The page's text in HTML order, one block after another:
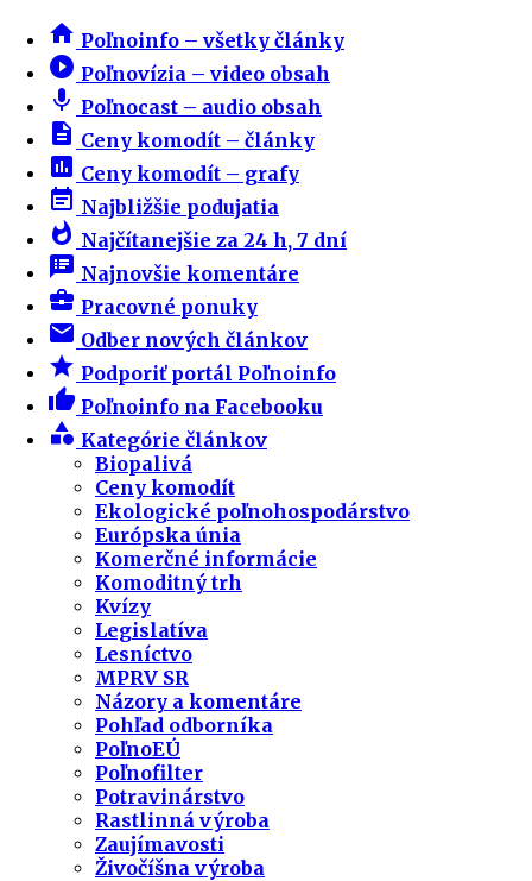
home Poľnoinfo – všetky články
play_circle_filled Poľnovízia – video obsah
mic Poľnocast – audio obsah
description Ceny komodít – články
insert_chart Ceny komodít – grafy
event_note Najbližšie podujatia
whatshot Najčítanejšie za 24 h, 7 dní
speaker_notes Najnovšie komentáre
business_center Pracovné ponuky
email Odber nových článkov
star Podporiť portál Poľnoinfo
thumb_up Poľnoinfo na Facebooku
category Kategórie článkov
Biopalivá
Ceny komodít
Ekologické poľnohospodárstvo
Európska únia
Komerčné informácie
Komoditný trh
Kvízy
Legislatíva
Lesníctvo
MPRV SR
Názory a komentáre
Pohľad odborníka
PoľnoEÚ
Poľnofilter
Potravinárstvo
Rastlinná výroba
Zaujímavosti
Živočíšna výroba